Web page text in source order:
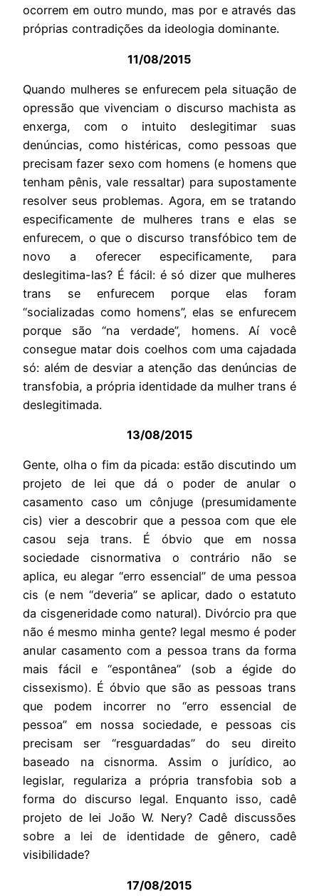
ocorrem em outro mundo, mas por e através das
próprias contradições da ideologia dominante.
11/08/2015
Quando mulheres se enfurecem pela situação de
opressão que vivenciam o discurso machista as
enxerga, com o intuito deslegitimar suas
denúncias, como histéricas, como pessoas que
precisam fazer sexo com homens (e homens que
tenham pênis, vale ressaltar) para supostamente
resolver seus problemas. Agora, em se tratando
especificamente de mulheres trans e elas se
enfurecem, o que o discurso transfóbico tem de
novo a oferecer especificamente, para
deslegitima-las? É fácil: é só dizer que mulheres
trans se enfurecem porque elas foram
“socializadas como homens”, elas se enfurecem
porque são “na verdade”, homens. Aí você
consegue matar dois coelhos com uma cajadada
só: além de desviar a atenção das denúncias de
transfobia, a própria identidade da mulher trans é
deslegitimada.
13/08/2015
Gente, olha o fim da picada: estão discutindo um
projeto de lei que dá o poder de anular o
casamento caso um cônjuge (presumidamente
cis) vier a descobrir que a pessoa com que ele
casou seja trans. É óbvio que em nossa
sociedade cisnormativa o contrário não se
aplica, eu alegar “erro essencial” de uma pessoa
cis (e nem “deveria” se aplicar, dado o estatuto
da cisgeneridade como natural). Divórcio pra que
não é mesmo minha gente? legal mesmo é poder
anular casamento com a pessoa trans da forma
mais fácil e “espontânea” (sob a égide do
cissexismo). É óbvio que são as pessoas trans
que podem incorrer no “erro essencial de
pessoa” em nossa sociedade, e pessoas cis
precisam ser “resguardadas” do seu direito
baseado na cisnorma. Assim o jurídico, ao
legislar, regulariza a própria transfobia sob a
forma do discurso legal. Enquanto isso, cadê
projeto de lei João W. Nery? Cadê discussões
sobre a lei de identidade de gênero, cadê
visibilidade?
17/08/2015